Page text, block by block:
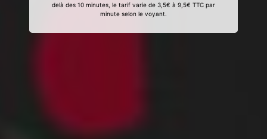
delà des 10 minutes, le tarif varie de 3,5€ à 9,5€ TTC par
minute selon le voyant.